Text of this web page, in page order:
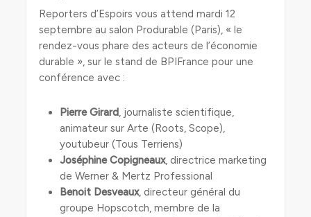
Reporters d’Espoirs vous attend mardi 12
septembre au salon Produrable (Paris), « le
rendez-vous phare des acteurs de l’économie
durable », sur le stand de BPIFrance pour une
conférence avec :
Pierre Girard, journaliste scientifique,
animateur sur Arte (Roots, Scope),
youtubeur (Tous Terriens)
Joséphine Copigneaux, directrice marketing
de Werner & Mertz Professional
Benoit Desveaux, directeur général du
groupe Hopscotch, membre de la